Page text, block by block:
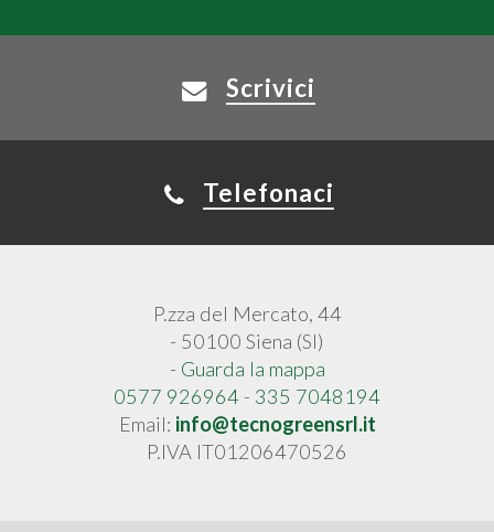
Scrivici
Telefonaci
P.zza del Mercato, 44
- 50100 Siena (SI)
- Guarda la mappa
0577 926964 - 335 7048194
Email: info@tecnogreensrl.it
P.IVA IT01206470526